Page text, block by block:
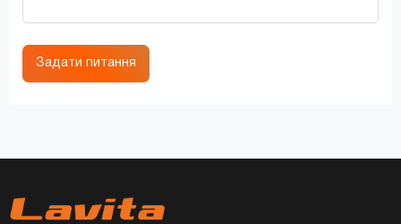
Задати питання